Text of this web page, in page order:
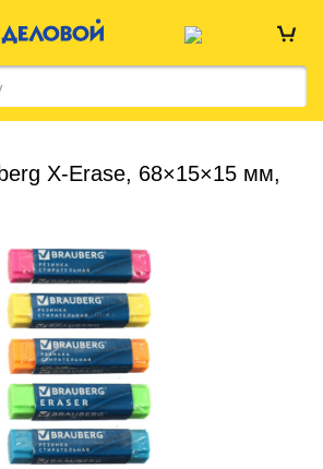
X-Erase, 68×15×15 мм,